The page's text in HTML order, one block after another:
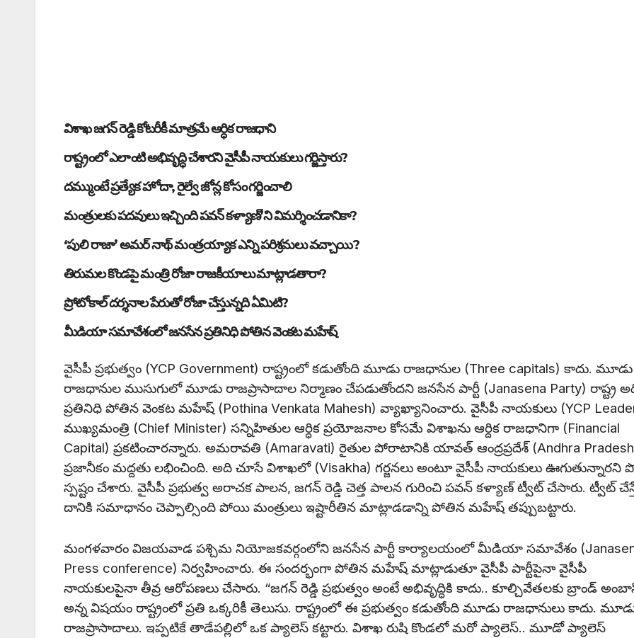
విశాఖ జగన్ రెడ్డి కోటరీకీ మాత్రమే ఆర్ధిక రాజధాని
రాష్ట్రంలో ఎలాంటి అభివృద్ధి చేశారని వైసీపీ నాయకులు గర్జిస్తారు?
దమ్ముంటే ప్రత్యేక హోదా, రైల్వే జోన్ల కోసం గర్జించాలి
మంత్రులకు పదవులు ఇచ్చింది పవన్ కళ్యాణ్’ని విమర్శించడానికా?
‘పులి రాజా’ అమర్ నాథ్ మంత్రయ్యాక ఎన్ని పరిశ్రమలు వచ్చాయి?
తిరుమల కొండపై మంత్రి రోజా రాజకీయాలు మాట్లాడతారా?
ప్రోటోకాల్ దర్శనాల పేరుతో రోజా చేస్తున్నది ఏమిటి?
మీడియా సమావేశంలో జనసేన ప్రతినిధి పోతిన వెంకట మహేష్
వైసీపీ ప్రభుత్వం (YCP Government) రాష్ట్రంలో కడుతోంది మూడు రాజధానుల (Three capitals) కాదు. మూడు
రాజధానుల ముసుగులో మూడు రాజప్రాసాదాల నిర్మాణం చేపడుతోందని జనసేన పార్టీ (Janasena Party) రాష్ట్ర
ప్రతినిధి పోతిన వెంకట మహేష్ (Pothina Venkata Mahesh) వ్యాఖ్యానించారు. వైసీపీ నాయకులు (YCP
ముఖ్యమంత్రి (Chief Minister) సన్నిహితుల ఆర్ధిక ప్రయోజనాల కోసమే విశాఖను ఆర్దిక రాజధానిగా (Financial
Capital) ప్రకటించారన్నారు. అమరావతి (Amaravati) రైతుల పోరాటానికి యావత్ ఆంద్రప్రదేశ్ (Andhra
ప్రజానీకం మద్దతు లభించింది. అది చూసే విశాఖలో (Visakha) గర్జనలు అంటూ వైసీపీ నాయకులు ఊగుతున్నారని
స్పష్టం చేశారు. వైసీపీ ప్రభుత్వ అరాచక పాలన, జగన్ రెడ్డి చెత్త పాలన గురించి పవన్ కళ్యాణ్ ట్వీట్ చేసారు. ట్వీట్
దానికి సమాధానం చెప్పాల్సింది పోయి మంత్రులు ఇష్టారీతిన మాట్లాడడాన్ని పోతిన మహేష్ తప్పుబట్టారు.
మంగళవారం విజయవాడ పశ్చిమ నియోజకవర్గంలోని జనసేన పార్టీ కార్యాలయంలో మీడియా సమావేశం
Press conference) నిర్వహించారు. ఈ సందర్భంగా పోతిన మహేష్ మాట్లాడుతూ వైసీపీ పార్టీపైనా వైసీపీ
నాయకులపైనా తీవ్ర ఆరోపణలు చేసారు. “జగన్ రెడ్డి ప్రభుత్వం అంటే అభివృద్ధికి కాదు.. కూల్చివేతలకు బ్రాండ్
అన్న విషయం రాష్ట్రంలో ప్రతి ఒక్కరికీ తెలుసు. రాష్ట్రంలో ఈ ప్రభుత్వం కడుతోంది మూడు రాజధానులు కాదు.
రాజప్రాసాదాలు. ఇప్పటికే తాడేపల్లిలో ఒక ప్యాలెస్ కట్టారు. విశాఖ రుషి కొండలో మరో ప్యాలెస్.. మూడో ప్యాలెస్